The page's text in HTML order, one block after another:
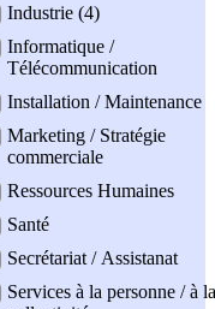
Industrie (4)
Informatique /
Télécommunication
Installation / Maintenance
Marketing / Stratégie
commerciale
Ressources Humaines
Santé
Secrétariat / Assistanat
Services à la personne / à la